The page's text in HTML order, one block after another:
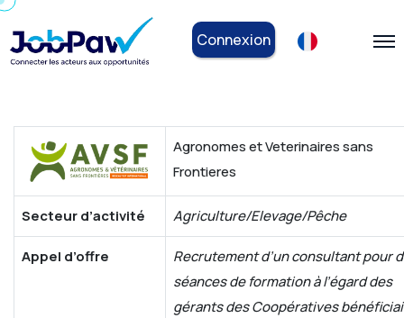
Connexion
Agronomes et Veterinaires sans
Frontieres
Secteur d’activité Agriculture/Elevage/Pêche
Appel d’offre
Recrutement d’un consultant pour
séances de formation à l’égard des
gérants des Coopératives